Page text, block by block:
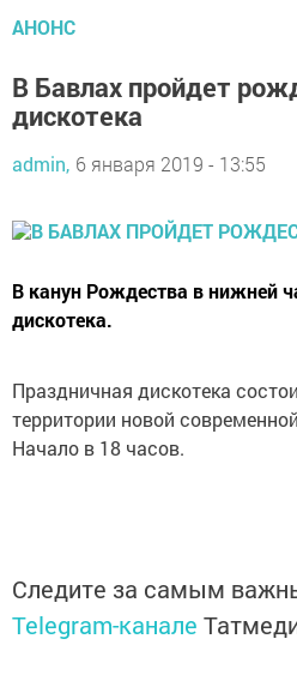
АНОНС
В Бавлах пройдет
дискотека
admin, 6 января 2019 - 13:55
В канун Рождества в нижней
дискотека.
Праздничная дискотека
территории новой
Начало в 18 часов.
Следите за самым
Telegram-канале